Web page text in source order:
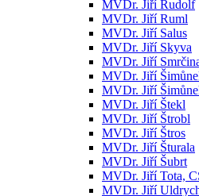
MVDr. Jiří Rudolf
MVDr. Jiří Ruml
MVDr. Jiří Salus
MVDr. Jiří Skyva
MVDr. Jiří
MVDr. Jiří
MVDr. Jiří
MVDr. Jiří Štekl
MVDr. Jiří Štrobl
MVDr. Jiří Štros
MVDr. Jiří Šturala
MVDr. Jiří Šubrt
MVDr. Jiří Tota,
MVDr. Jiří